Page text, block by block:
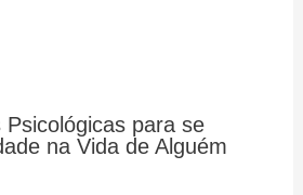
Psicológicas para se
na Vida de Alguém